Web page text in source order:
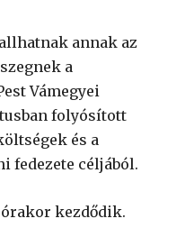
annak az
a
Vámegyei
folyósított
és a
fedezete céljából.
kezdődik.